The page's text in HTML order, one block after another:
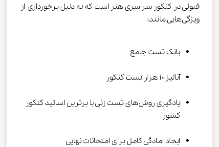
قبولی در کنکور سراسری هنر است که به دلیل برخورداری از
ویژگی‌هایی مانند:
بانک تست جامع
آنالیز 10 هزار تست کنکور
یادگیری روش‌های تست زنی با برترین اساتید کنکور
کشور
ایجاد آمادگی کامل برای امتحانات نهایی